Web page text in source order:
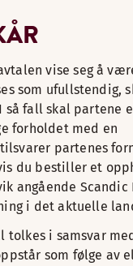
vise seg å
som ufullstendig,
så fall skal partene
forholdet med en
partenes
du bestiller et
angående Scandic
i det aktuelle
tolkes i samsvar
som følge av